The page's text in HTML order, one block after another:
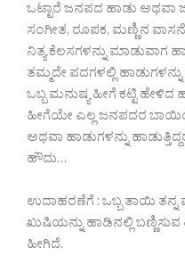
ಒಟ್ಟಾರೆ ಜನಪದ ಹಾಡು
ಸಂಗೀತ, ರೂಪಕ, ಮಣ್ಣಿನ
ನಿತ್ಯ ಕೆಲಸಗಳನ್ನು ಮಾಡುವಾಗ
ತಮ್ಮದೇ ಪದಗಳಲ್ಲಿ ಹಾಡುಗಳನ್ನು
ಒಬ್ಬ ಮನುಷ್ಯ ಹೀಗೆ ಕಟ್ಟಿ ಹೇಳಿದ
ಹೀಗೆಯೇ ಎಲ್ಲ ಜನಪದರ
ಅಥವಾ ಹಾಡುಗಳನ್ನು
ಹೌದು…
ಉದಾಹರಣೆಗೆ : ಒಬ್ಬ ತಾಯಿ ತನ್ನ
ಖುಷಿಯನ್ನು ಹಾಡಿನಲ್ಲಿ
ಹೀಗಿದೆ.